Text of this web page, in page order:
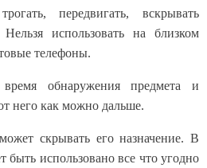
передвигать, вскрывать
использовать на близком
телефоны.
время обнаружения предмета и
него как можно дальше.
скрывать его назначение. В
быть использовано все что угодно